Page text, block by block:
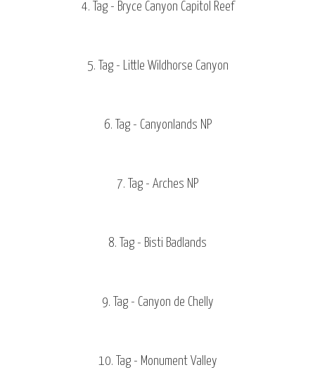
4. Tag - Bryce Canyon Capitol Reef
5. Tag - Little Wildhorse Canyon
6. Tag - Canyonlands NP
7. Tag - Arches NP
8. Tag - Bisti Badlands
9. Tag - Canyon de Chelly
10. Tag - Monument Valley